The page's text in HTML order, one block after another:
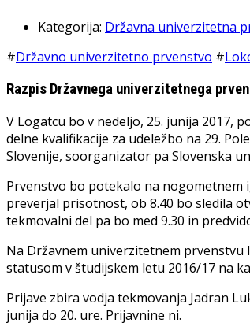
Kategorija: Državna univerzitetna
#Državno univerzitetno prvenstvo #
Razpis Državnega univerzitetnega
V Logatcu bo v nedeljo, 25. junija
delne kvalifikacije za udeležbo na 29.
Slovenije, soorganizator pa Slovenska
Prvenstvo bo potekalo na nogometnem
preverjal prisotnost, ob 8.40 bo sledila
tekmovalni del pa bo med 9.30 in
Na Državnem univerzitetnem
statusom v študijskem letu 2016/17 na
Prijave zbira vodja tekmovanja Jadran
junija do 20. ure. Prijavnine ni.